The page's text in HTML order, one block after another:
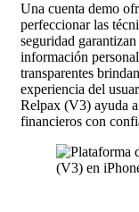
Una cuenta demo
perfeccionar las
seguridad
información
transparentes
experiencia del
Relpax (V3) ayuda
financieros con